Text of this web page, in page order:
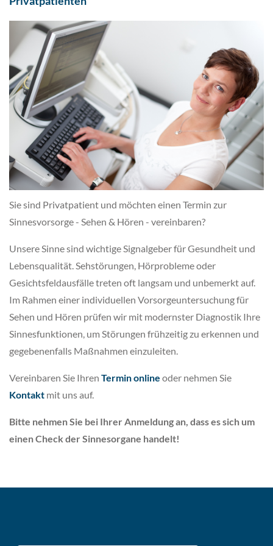
Sie sind Privatpatient und möchten einen Termin zur
Sinnesvorsorge - Sehen & Hören - vereinbaren?
Unsere Sinne sind wichtige Signalgeber für Gesundheit und
Lebensqualität. Sehstörungen, Hörprobleme oder
Gesichtsfeldausfälle treten oft langsam und unbemerkt auf.
Im Rahmen einer individuellen Vorsorgeuntersuchung für
Sehen und Hören prüfen wir mit modernster Diagnostik Ihre
Sinnesfunktionen, um Störungen frühzeitig zu erkennen und
gegebenenfalls Maßnahmen einzuleiten.
Vereinbaren Sie Ihren Termin online oder nehmen Sie
Kontakt mit uns auf.
Bitte nehmen Sie bei Ihrer Anmeldung an, dass es sich um
einen Check der Sinnesorgane handelt!